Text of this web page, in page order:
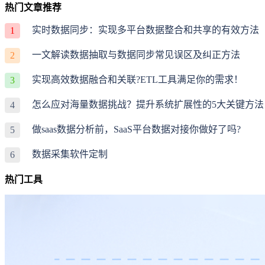
热门文章推荐
1 实时数据同步：实现多平台数据整合和共享的有效方法
2 一文解读数据抽取与数据同步常见误区及纠正方法
3 实现高效数据融合和关联?ETL工具满足你的需求！
4 怎么应对海量数据挑战？提升系统扩展性的5大关键方
5 做saas数据分析前，SaaS平台数据对接你做好了吗?
6 数据采集软件定制
热门工具